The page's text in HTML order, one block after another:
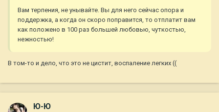
Вам терпения, не унывайте. Вы для него сейчас опора и
поддержка, а когда он скоро поправится, то отплатит вам
как положено в 100 раз большей любовью, чуткостью,
нежностью!
В том-то и дело, что это не цистит, воспаление легких ((
Ю-Ю